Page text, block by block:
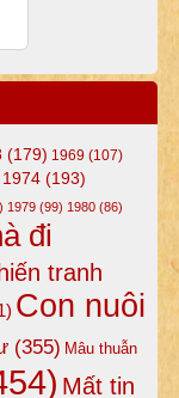
(179) 1969 (107)
1974(193)
1979(99) 1980(86)
đi
tranh
Con nuôi
(355) Mâu thuẫn
Mất tin